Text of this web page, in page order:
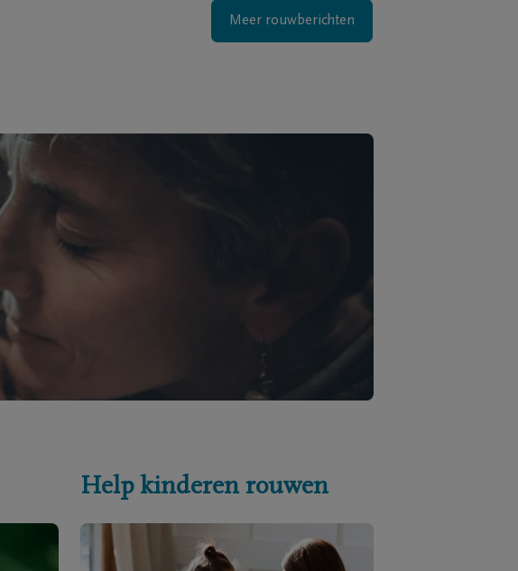
Meer rouwberichten
Help kinderen rouwen